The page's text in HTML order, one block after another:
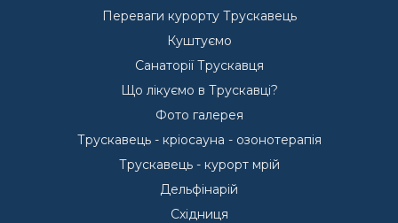
Переваги курорту Трускавець
Куштуємо
Санаторії Трускавця
Що лікуємо в Трускавці?
Фото галерея
Трускавець - кріосауна - озонотерапія
Трускавець - курорт мрій
Дельфінарій
Східниця